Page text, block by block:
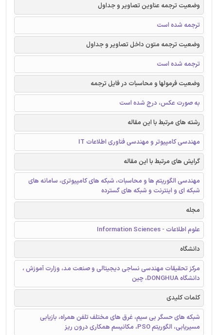
وضعیت ترجمه عناوین تصاویر و جداول
ترجمه شده است
وضعیت ترجمه متون داخل تصاویر و جداول
ترجمه شده است
وضعیت فرمولها و محاسبات در فایل ترجمه
به صورت عکس، درج شده است
رشته های مرتبط با این مقاله
مهندسی کامپیوتر و مهندسی فناوری اطلاعات IT
گرایش های مرتبط با این مقاله
مهندسی الگوریتم ها و محاسبات، شبکه های کامپیوتری، سامانه های
شبکه ای و اینترنت و شبکه های گسترده
مجله
علوم اطلاعات - Information Sciences
دانشگاه
مرکز تحقیقات مهندسی نساجی دیجیتالی و صنعت مد، وزارت آموزش ،
دانشگاه DONGHUA، چین
کلمات کلیدی
شبکه های حسگر بی سیم، غرق های مختلف تلفن همراه، بازیابی
مسیریابی، الگوریتم PSO، مکانیسم همکاری درون ریز